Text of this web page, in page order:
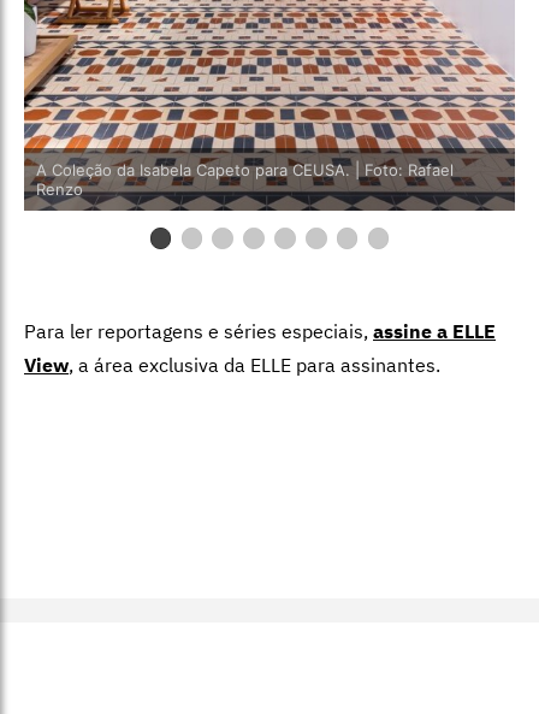
A Coleção da Isabela Capeto para CEUSA. | Foto: Rafael
Renzo
Para ler reportagens e séries especiais, assine a ELLE
View, a área exclusiva da ELLE para assinantes.